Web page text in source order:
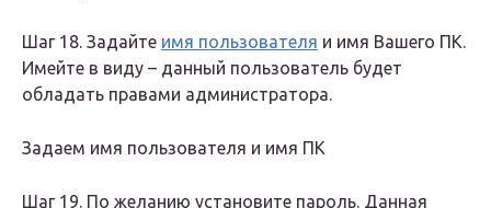
Шаг 18. Задайте имя пользователя и имя Вашего ПК.
Имейте в виду – данный пользователь будет
обладать правами администратора.
Задаем имя пользователя и имя ПК
Шаг 19. По желанию установите пароль. Данная